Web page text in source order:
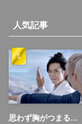
人気記事
思わず胸がつまる…